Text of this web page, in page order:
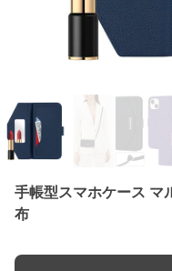
手帳型スマホケース マ
布